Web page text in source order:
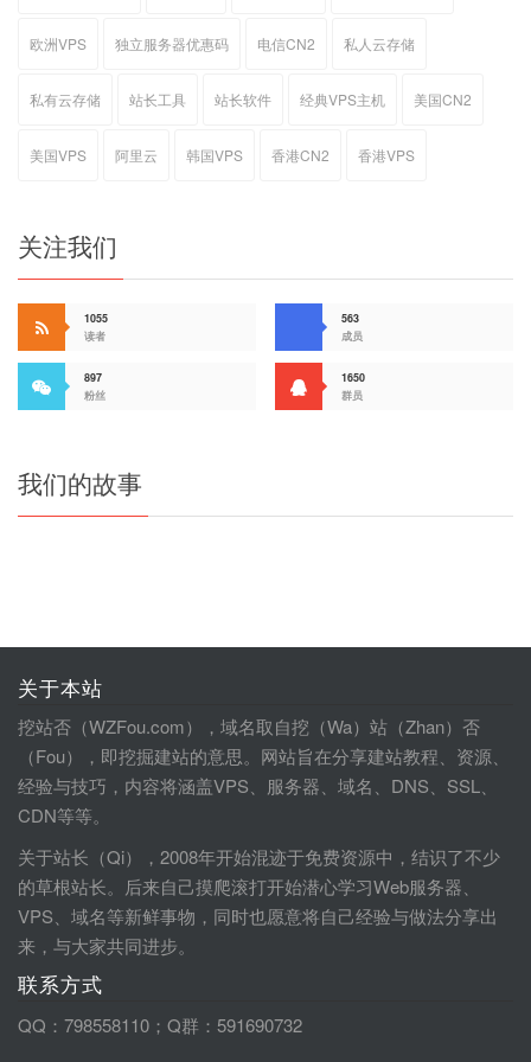
欧洲VPS 独立服务器优惠码 电信CN2 私人云存储
私有云存储 站长工具 站长软件 经典VPS主机 美国CN2
美国VPS 阿里云 韩国VPS 香港CN2 香港VPS
关注我们
1055
读者
563
成员
897
粉丝
1650
群员
我们的故事
关于本站
挖站否（WZFou.com），域名取自挖（Wa）站（Zhan）否
（Fou），即挖掘建站的意思。网站旨在分享建站教程、资源、
经验与技巧，内容将涵盖VPS、服务器、域名、DNS、SSL、
CDN等等。
关于站长（Qi），2008年开始混迹于免费资源中，结识了不少
的草根站长。后来自己摸爬滚打开始潜心学习Web服务器、
VPS、域名等新鲜事物，同时也愿意将自己经验与做法分享出
来，与大家共同进步。
联系方式
QQ：798558110；Q群：591690732